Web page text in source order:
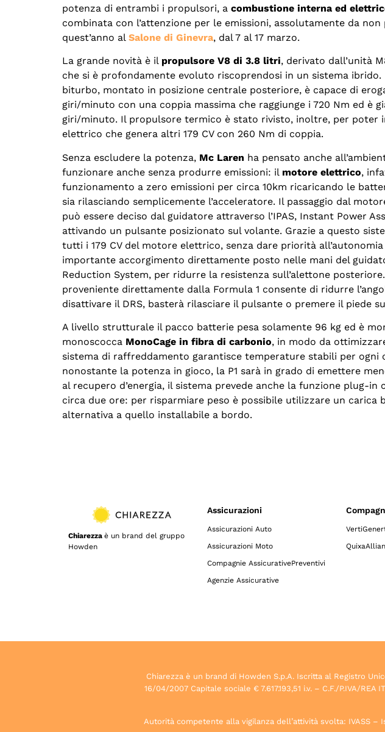
potenza di entrambi i propulsori, a combustione interna ed
combinata con l’attenzione per le emissioni, assolutamente da
quest’anno al Salone di Ginevra, dal 7 al 17 marzo.
La grande novità è il propulsore V8 di 3.8 litri, derivato dall’unità
che si è profondamente evoluto riscoprendosi in un sistema
biturbo, montato in posizione centrale posteriore, è capace di
giri/minuto con una coppia massima che raggiunge i 720 Nm ed è
giri/minuto. Il propulsore termico è stato rivisto, inoltre, per poter
elettrico che genera altri 179 CV con 260 Nm di coppia.
Senza escludere la potenza, Mc Laren ha pensato anche
funzionare anche senza produrre emissioni: il motore elettrico,
funzionamento a zero emissioni per circa 10km ricaricando le
sia rilasciando semplicemente l’acceleratore. Il passaggio dal
può essere deciso dal guidatore attraverso l’IPAS, Instant Power
attivando un pulsante posizionato sul volante. Grazie a questo
tutti i 179 CV del motore elettrico, senza dare priorità
importante accorgimento direttamente posto nelle mani del
Reduction System, per ridurre la resistenza sull’alettone
proveniente direttamente dalla Formula 1 consente di ridurre
disattivare il DRS, basterà rilasciare il pulsante o premere il piede
A livello strutturale il pacco batterie pesa solamente 96 kg ed è
monoscocca MonoCage in fibra di carbonio, in modo da
sistema di raffreddamento garantisce temperature stabili per ogni
nonostante la potenza in gioco, la P1 sarà in grado di emettere
al recupero d’energia, il sistema prevede anche la funzione plug-in
circa due ore: per risparmiare peso è possibile utilizzare un carica
alternativa a quello installabile a bordo.
Chiarezza è un brand del gruppo
Howden
Assicurazioni
Assicurazioni Auto
Assicurazioni Moto
Compagnie AssicurativePreventivi
Agenzie Assicurative
Verti
Quixa
Chiarezza è un brand di Howden S.p.A. Iscritta al Registro
16/04/2007 Capitale sociale € 7.617.193,51 i.v. – C.F./P.IVA/
Autorità competente alla vigilanza dell’attività svolta: IVASS –